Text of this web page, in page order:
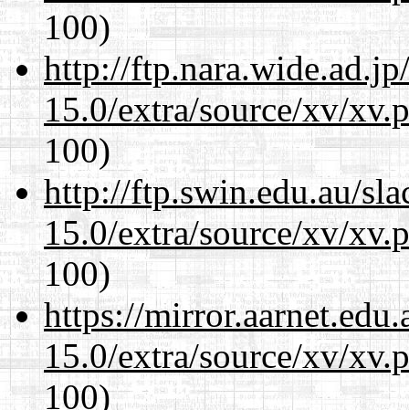
100)
http://
15.0/extra/source/xv/
100)
http://ftp.swin.edu.au/
15.0/extra/source/xv/
100)
https://
15.0/extra/source/xv/
100)